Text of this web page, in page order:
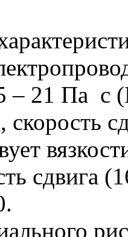
– 21 Па с
сдвига